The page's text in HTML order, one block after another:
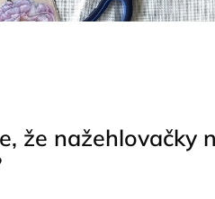
že nažehlovačky